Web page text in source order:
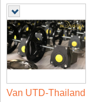
Van UTD-Thailand